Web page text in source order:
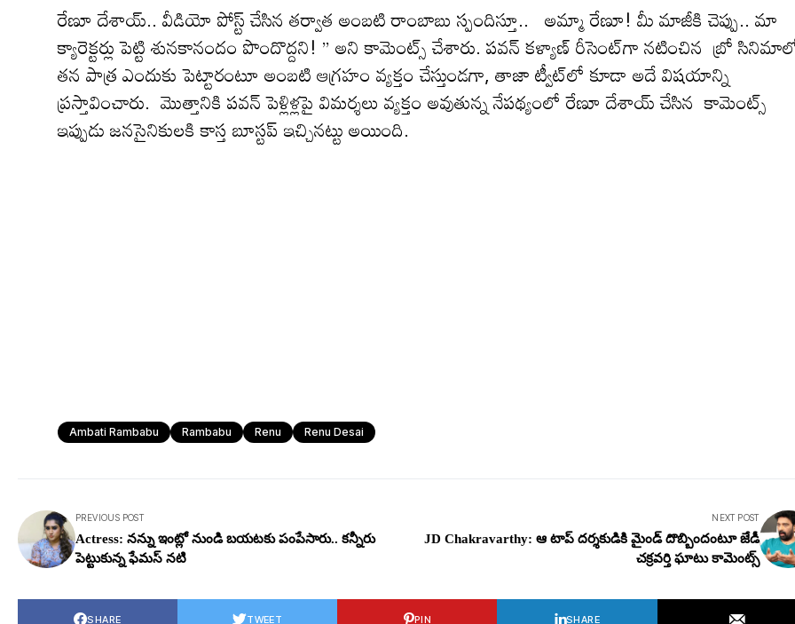
రేణూ దేశాయ్.. వీడియో పోస్ట్ చేసిన త‌ర్వాత అంబటి రాంబాబు స్పందిస్తూ.. అమ్మా రేణూ! మీ మాజీకి చెప్పు.. మా
క్యారెక్టర్లు పెట్టి శునకానందం పొందొద్దని! ” అని కామెంట్స్ చేశారు. ప‌వ‌న్ క‌ళ్యాణ్ రీసెంట్‌గా న‌టించిన బ్రో
తన పాత్ర ఎందుకు పెట్టారంటూ అంబటి ఆగ్ర‌హం వ్య‌క్తం చేస్తుండ‌గా, తాజా ట్వీట్‌లో కూడా అదే విష‌యాన్ని
ప్ర‌స్తావించారు. మొత్తానికి ప‌వ‌న్ పెళ్లిళ్ల‌పై విమ‌ర్శ‌లు వ్య‌క్తం అవుతున్న నేప‌థ్యంలో రేణూ దేశాయ్ చేసిన కామెంట్స్
ఇప్పుడు జ‌న‌సైనికుల‌కి కాస్త బూస్ట‌ప్ ఇచ్చిన‌ట్టు అయింది.
Ambati Rambabu Rambabu Renu Renu Desai
PREVIOUS POST
Actress: న‌న్ను ఇంట్లో నుండి బ‌య‌ట‌కు పంపేసారు.. క‌న్నీరు
పెట్టుకున్న ఫేమ‌స్ న‌టి
NEXT POST
JD Chakravarthy: ఆ టాప్ ద‌ర్శ‌కుడికి మైండ్ దొబ్బిందంటూ జేడీ
చ‌క్ర‌వర్తి ఘాటు కామెంట్స్
SHARE TWEET PIN SHARE